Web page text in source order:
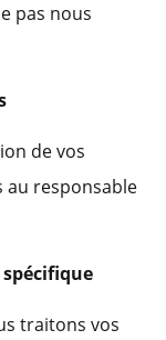
pas nous
de vos
au responsable
traitons vos